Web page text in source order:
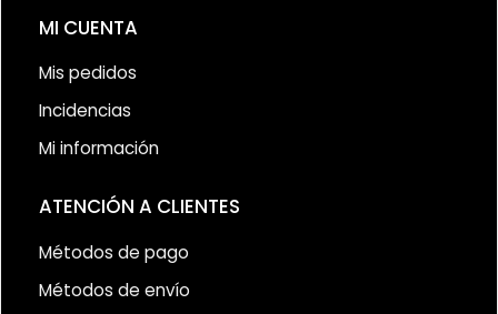
MI CUENTA
Mis pedidos
Incidencias
Mi información
ATENCIÓN A CLIENTES
Métodos de pago
Métodos de envío